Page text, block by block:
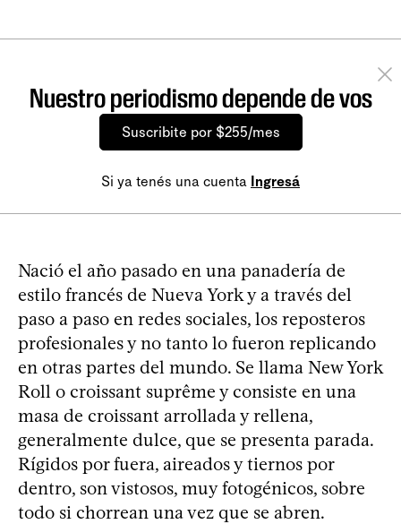
Nuestro periodismo depende de vos
Suscribite por $255/mes
Si ya tenés una cuenta Ingresá
Nació el año pasado en una panadería de
estilo francés de Nueva York y a través del
paso a paso en redes sociales, los reposteros
profesionales y no tanto lo fueron replicando
en otras partes del mundo. Se llama New York
Roll o croissant suprême y consiste en una
masa de croissant arrollada y rellena,
generalmente dulce, que se presenta parada.
Rígidos por fuera, aireados y tiernos por
dentro, son vistosos, muy fotogénicos, sobre
todo si chorrean una vez que se abren.